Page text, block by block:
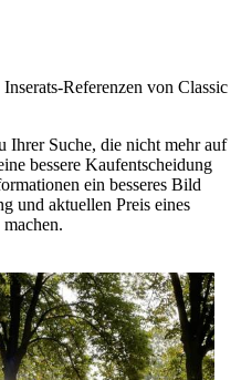
Referenzen von Classic
Ihrer Suche, die nicht mehr auf
bessere Kaufentscheidung
ein besseres Bild
und aktuellen Preis eines